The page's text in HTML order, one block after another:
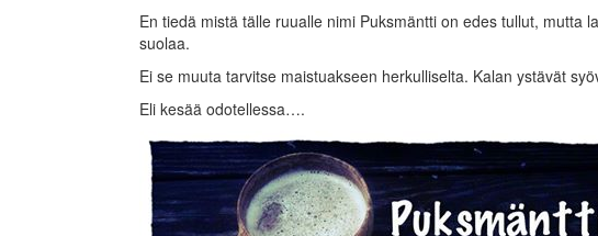
En tiedä mistä tälle ruualle nimi Puksmäntti on edes tullut, mutta
suolaa.
Ei se muuta tarvitse maistuakseen herkulliselta. Kalan ystävät
Eli kesää odotellessa….